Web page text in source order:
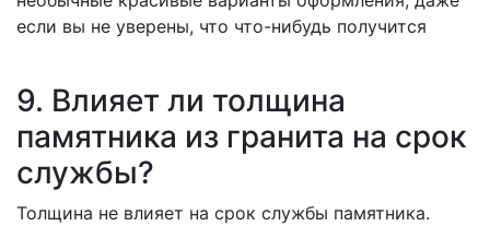
если вы не уверены, что что-нибудь получится
9. Влияет ли толщина
памятника из гранита на срок
службы?
Толщина не влияет на срок службы памятника.